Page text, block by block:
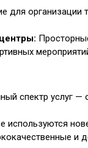
для организации
спектр услуг —
используются
и